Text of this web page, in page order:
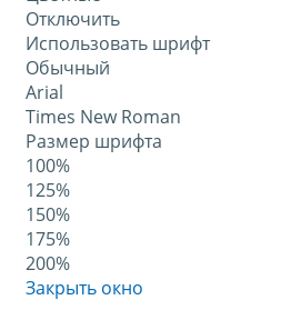
Отключить
Использовать шрифт
Обычный
Arial
Times New Roman
Размер шрифта
100%
125%
150%
175%
200%
Закрыть окно